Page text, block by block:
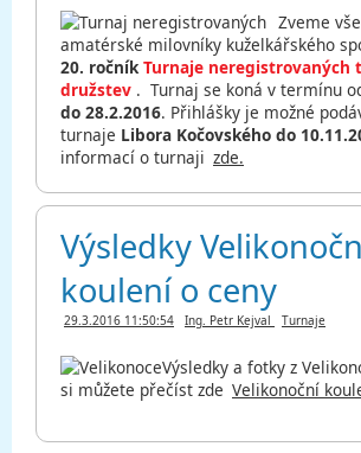
Zveme
amatérské milovníky kuželkářského
20. ročník Turnaje neregistrovaných
družstev . Turnaj se koná v termínu
do 28.2.2016. Přihlášky je možné
turnaje Libora Kočovského do
informací o turnaji zde.
Výsledky
koulení o ceny
29.3.2016 11:50:54 Ing. Petr Kejval Turnaje
Výsledky a fotky z
si můžete přečíst zde Velikonoční